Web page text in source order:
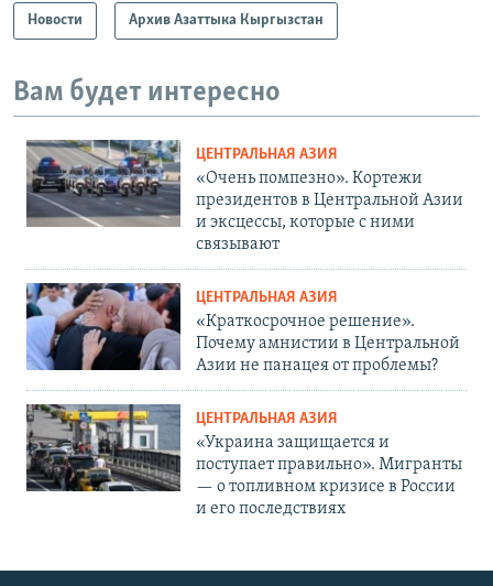
Новости Архив Азаттыка Кыргызстан
Вам будет интересно
ЦЕНТРАЛЬНАЯ АЗИЯ
«Очень помпезно». Кортежи
президентов в Центральной Азии
и эксцессы, которые с ними
связывают
ЦЕНТРАЛЬНАЯ АЗИЯ
«Краткосрочное решение».
Почему амнистии в Центральной
Азии не панацея от проблемы?
ЦЕНТРАЛЬНАЯ АЗИЯ
«Украина защищается и
поступает правильно». Мигранты
— о топливном кризисе в России
и его последствиях